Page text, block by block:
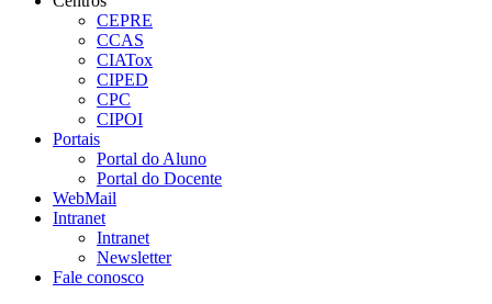
CEPRE
CCAS
CIATox
CIPED
CPC
CIPOI
Portais
Portal do Aluno
Portal do Docente
WebMail
Intranet
Intranet
Newsletter
Fale conosco